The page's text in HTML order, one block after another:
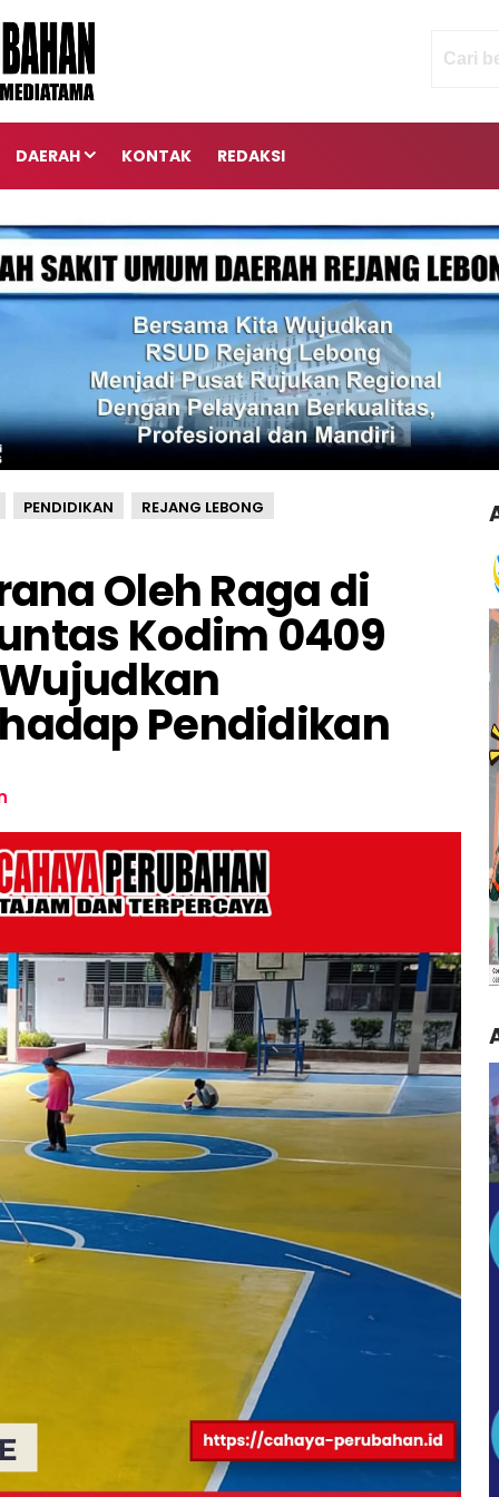
DAERAH KONTAK REDAKSI
PENDIDIKAN
REJANG LEBONG
Oleh Raga di
Kodim 0409
Pendidikan